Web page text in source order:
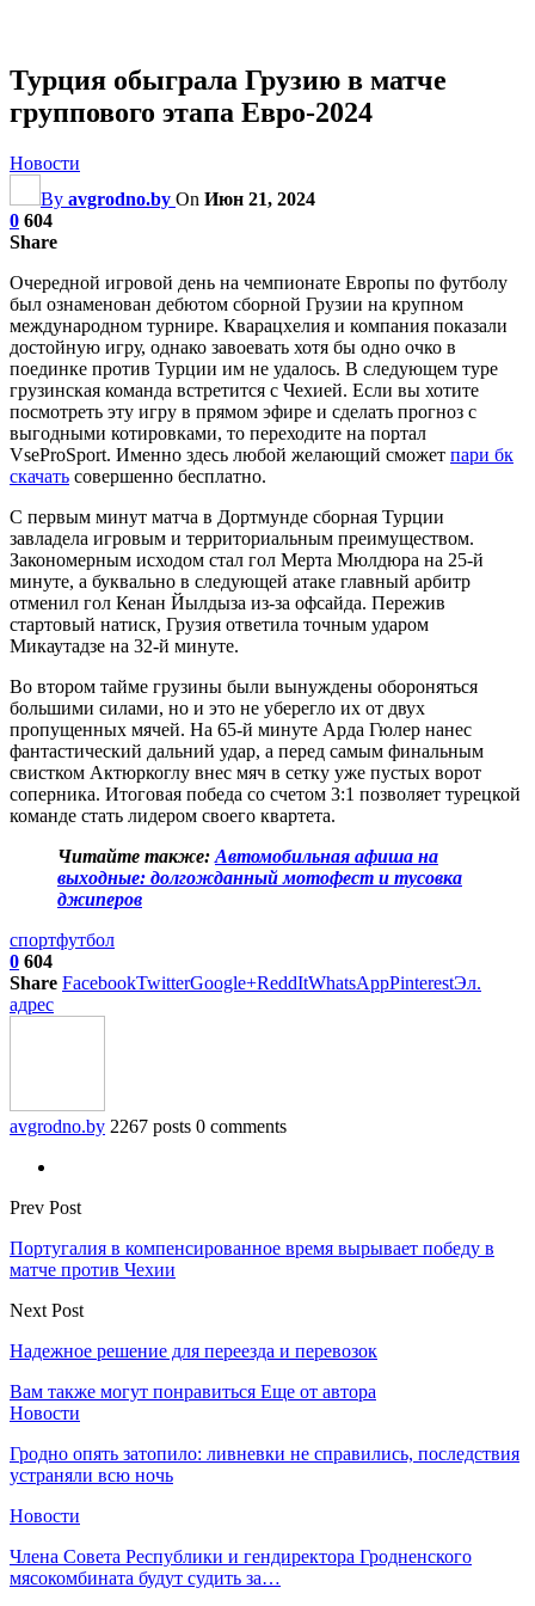
Турция обыграла Грузию в матче
группового этапа Евро-2024
Новости
By avgrodno.by On Июн 21, 2024
0 604
Share
Очередной игровой день на чемпионате Европы по футболу
был ознаменован дебютом сборной Грузии на крупном
международном турнире. Кварацхелия и компания показали
достойную игру, однако завоевать хотя бы одно очко в
поединке против Турции им не удалось. В следующем туре
грузинская команда встретится с Чехией. Если вы хотите
посмотреть эту игру в прямом эфире и сделать прогноз с
выгодными котировками, то переходите на портал
VseProSport. Именно здесь любой желающий сможет пари бк
скачать совершенно бесплатно.
С первым минут матча в Дортмунде сборная Турции
завладела игровым и территориальным преимуществом.
Закономерным исходом стал гол Мерта Мюлдюра на 25-й
минуте, а буквально в следующей атаке главный арбитр
отменил гол Кенан Йылдыза из-за офсайда. Пережив
стартовый натиск, Грузия ответила точным ударом
Микаутадзе на 32-й минуте.
Во втором тайме грузины были вынуждены обороняться
большими силами, но и это не уберегло их от двух
пропущенных мячей. На 65-й минуте Арда Гюлер нанес
фантастический дальний удар, а перед самым финальным
свистком Актюркоглу внес мяч в сетку уже пустых ворот
соперника. Итоговая победа со счетом 3:1 позволяет турецкой
команде стать лидером своего квартета.
Читайте также: Автомобильная афиша на
выходные: долгожданный мотофест и тусовка
джиперов
спортфутбол
0 604
Share FacebookTwitterGoogle+ReddItWhatsAppPinterestЭл.
адрес
avgrodno.by 2267 posts 0 comments
Prev Post
Португалия в компенсированное время вырывает победу в
матче против Чехии
Next Post
Надежное решение для переезда и перевозок
Вам также могут понравиться Еще от автора
Новости
Гродно опять затопило: ливневки не справились, последствия
устраняли всю ночь
Новости
Члена Совета Республики и гендиректора Гродненского
мясокомбината будут судить за…